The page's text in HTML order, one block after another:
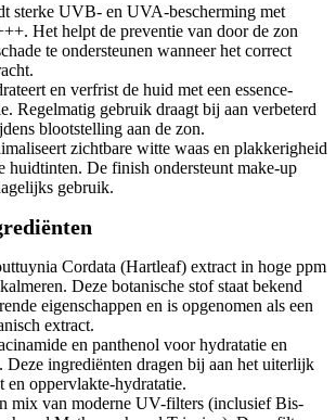
sterke UVB- en UVA-bescherming met
Het helpt de preventie van door de zon
te ondersteunen wanneer het correct
en verfrist de huid met een essence-
Regelmatig gebruik draagt bij aan verbeterd
blootstelling aan de zon.
zichtbare witte waas en plakkerigheid
huidtinten. De finish ondersteunt make-up
gebruik.
Cordata (Hartleaf) extract in hoge ppm
Deze botanische stof staat bekend
eigenschappen en is opgenomen als een
extract.
en panthenol voor hydratatie en
Deze ingrediënten dragen bij aan het uiterlijk
en oppervlakte-hydratatie.
mix van moderne UV-filters (inclusief Bis-